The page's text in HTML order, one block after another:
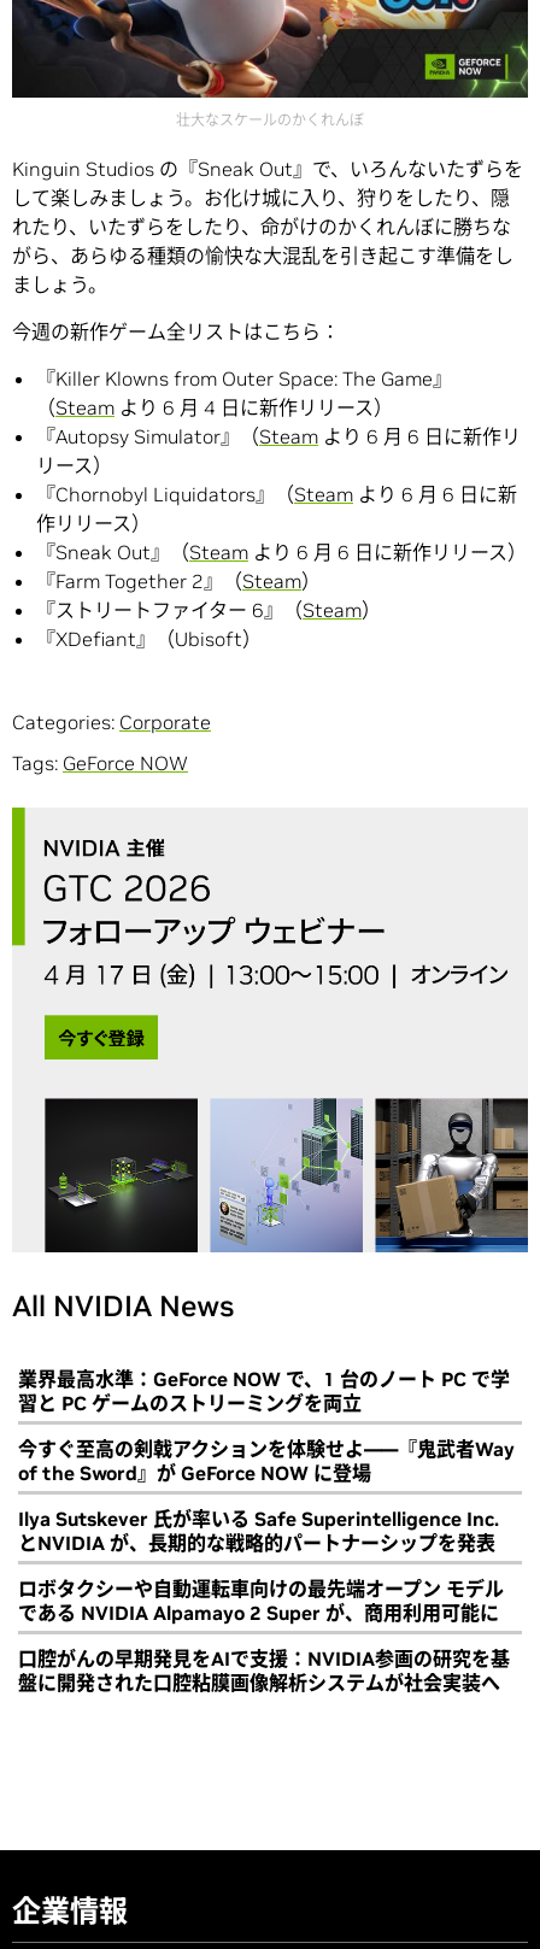
壮大なスケールのかくれんぼ
Kinguin Studios の『Sneak Out』で、いろんないたずらを
して楽しみましょう。お化け城に入り、狩りをしたり、隠
れたり、いたずらをしたり、命がけのかくれんぼに勝ちな
がら、あらゆる種類の愉快な大混乱を引き起こす準備をし
ましょう。
今週の新作ゲーム全リストはこちら：
『Killer Klowns from Outer Space: The Game』
（Steam より 6 月 4 日に新作リリース）
『Autopsy Simulator』（Steam より 6 月 6 日に新作リ
リース）
『Chornobyl Liquidators』（Steam より 6 月 6 日に新
作リリース）
『Sneak Out』（Steam より 6 月 6 日に新作リリース）
『Farm Together 2』（Steam）
『ストリートファイター 6』（Steam）
『XDefiant』（Ubisoft）
Categories: Corporate
Tags: GeForce NOW
All NVIDIA News
業界最高水準：GeForce NOW で、1 台のノート PC で学
習と PC ゲームのストリーミングを両立
今すぐ至高の剣戟アクションを体験せよ――『鬼武者Way
of the Sword』が GeForce NOW に登場
Ilya Sutskever 氏が率いる Safe Superintelligence Inc.
とNVIDIA が、長期的な戦略的パートナーシップを発表
ロボタクシーや自動運転車向けの最先端オープン モデル
である NVIDIA Alpamayo 2 Super が、商用利用可能に
口腔がんの早期発見をAIで支援：NVIDIA参画の研究を基
盤に開発された口腔粘膜画像解析システムが社会実装へ
企業情報